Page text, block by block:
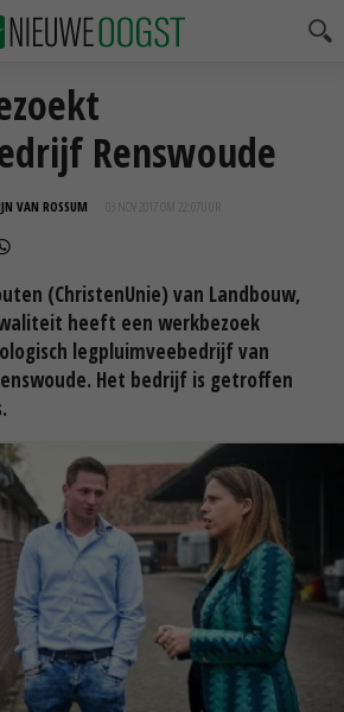
Renswoude
VAN ROSSUM 03 NOV 2017 OM 22:07
(ChristenUnie) van Landbouw,
heeft een werkbezoek
legpluimveebedrijf van
Het bedrijf is getroffen